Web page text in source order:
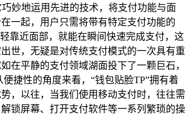
巧妙地运用先进的技术，将支付功能与面
一起，用户只需将带有特定支付功能的
靠近面部，就能在瞬间快速完成支付，这
世，无疑是对传统支付模式的一次具有重
在平静的支付领域湖面投下了一颗巨石，
捷性的角度来看，“钱包贴脸TP”拥有着
，以往，当我们使用移动支付时，往往需
锁屏幕、打开支付软件等一系列繁琐的操